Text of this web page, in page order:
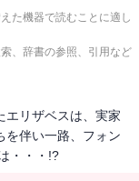
た機器で読むことに適し
、辞書の参照、引用など
エリザベスは、実家
を伴い一路、フォン
・・・!?